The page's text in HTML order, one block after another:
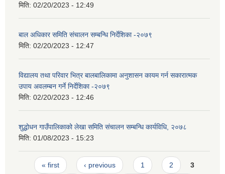
मिति: 02/20/2023 - 12:49
बाल अधिकार समिति संचालन सम्बन्धि निर्देशिका -२०७९
मिति: 02/20/2023 - 12:47
विद्यालय तथा परिवार भित्र बालबालिकामा अनुशासन कायम गर्न सकारात्मक
उपाय अवलम्बन गर्ने निर्देशिका -२०७९
मिति: 02/20/2023 - 12:46
शुद्धोधन गाउँपालिकाको लेखा समिति संचालन सम्बन्धि कार्यविधि, २०७८
मिति: 01/08/2023 - 15:23
Pages
« first ‹ previous 1 2 3